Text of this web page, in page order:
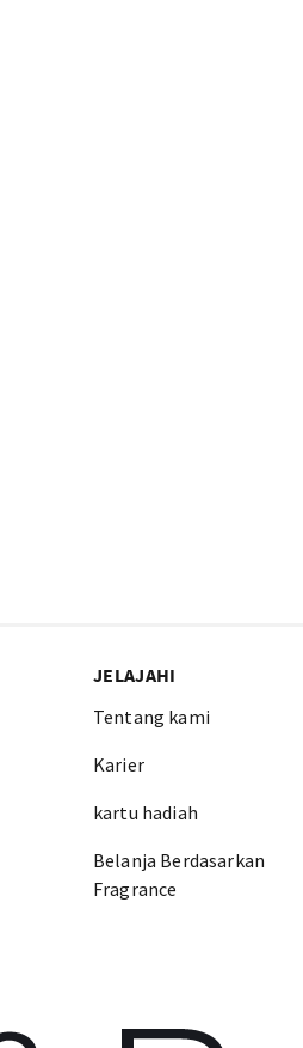
JELAJAHI
Tentang kami
Karier
kartu hadiah
Belanja Berdasarkan
Fragrance